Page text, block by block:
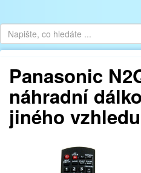
Panasonic
náhradní
jiného vzhledu